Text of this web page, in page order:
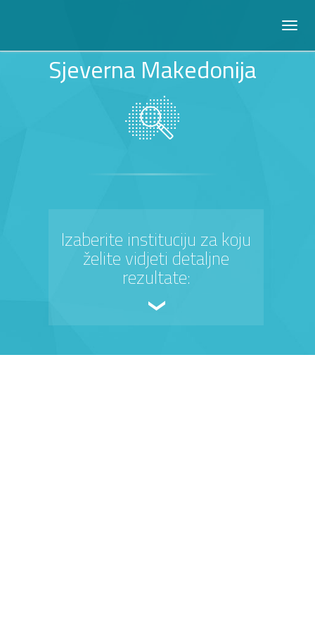
Sjeverna Makedonija
Izaberite instituciju za koju
želite vidjeti detaljne
rezultate: